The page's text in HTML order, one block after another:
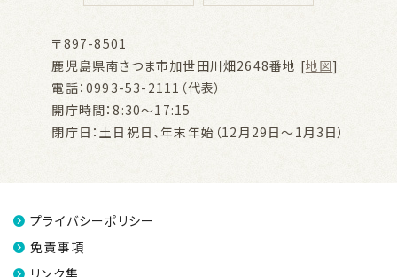
〒897-8501
鹿児島県南さつま市加世田川畑2648番地 [地図]
電話：0993-53-2111（代表）
開庁時間：8:30～17:15
閉庁日：土日祝日、年末年始（12月29日～1月3日）
プライバシーポリシー
免責事項
リンク集